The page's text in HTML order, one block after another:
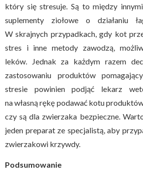
który się stresuje. Są to między
suplementy ziołowe o działaniu
W skrajnych przypadkach, gdy kot
stres i inne metody zawodzą,
leków. Jednak za każdym razem
zastosowaniu produktów
stresie powinien podjąć lekarz
na własną rękę podawać kotu
czy są dla zwierzaka bezpieczne.
jeden preparat ze specjalistą, aby
zwierzakowi krzywdy.
Podsumowanie